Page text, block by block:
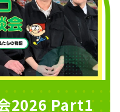
2026 Part1